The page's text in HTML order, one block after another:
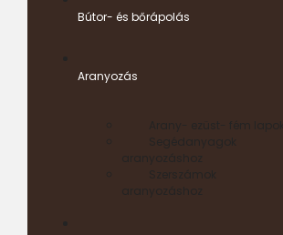
Bútor- és bőrápolás
Aranyozás
Arany- ezüst- fém lapok
Segédanyagok
aranyozáshoz
Szerszámok
aranyozáshoz